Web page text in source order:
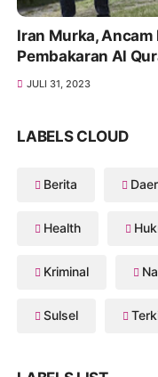
Iran Murka,
Pembakaran Al
JULI 31, 2023
LABELS CLOUD
Berita
Health
Kriminal
Sulsel